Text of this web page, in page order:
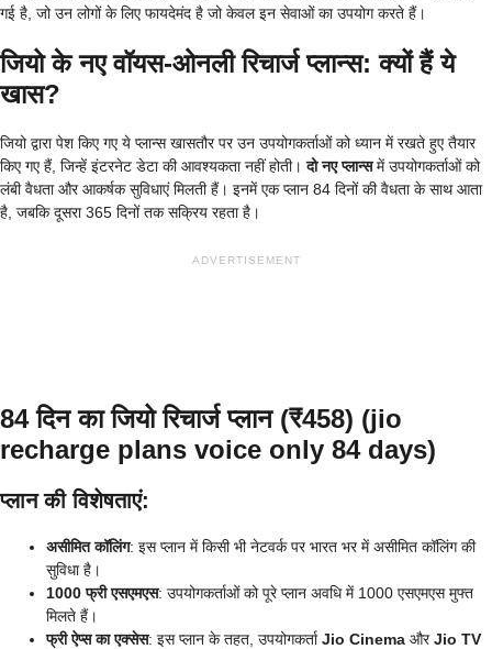
गई है, जो उन लोगों के लिए फायदेमंद है जो केवल इन सेवाओं का उपयोग करते हैं।
जियो के नए वॉयस-ओनली रिचार्ज प्लान्स: क्यों हैं ये
खास?
जियो द्वारा पेश किए गए ये प्लान्स खासतौर पर उन उपयोगकर्ताओं को ध्यान में रखते हुए तैयार
किए गए हैं, जिन्हें इंटरनेट डेटा की आवश्यकता नहीं होती।दो नए प्लान्समें उपयोगकर्ताओं को
लंबी वैधता और आकर्षक सुविधाएं मिलती हैं। इनमें एक प्लान 84 दिनों की वैधता के साथ आता
है, जबकि दूसरा 365 दिनों तक सक्रिय रहता है।
ADVERTISEMENT
84 दिन का जियो रिचार्ज प्लान (₹458) (jio
recharge plans voice only 84 days)
प्लान की विशेषताएं:
असीमित कॉलिंग: इस प्लान में किसी भी नेटवर्क पर भारत भर में असीमित कॉलिंग की
सुविधा है।
1000 फ्री एसएमएस: उपयोगकर्ताओं को पूरे प्लान अवधि में 1000 एसएमएस मुफ्त
मिलते हैं।
फ्री ऐप्स का एक्सेस: इस प्लान के तहत, उपयोगकर्ताJio Cinema औरJio TV